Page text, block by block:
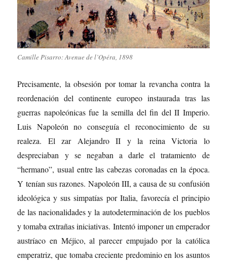
Camille Pisarro: Avenue de l’Opéra, 1898
Precisamente, la obsesión por tomar la revancha contra la
reordenación del continente europeo instaurada tras las
guerras napoleónicas fue la semilla del fin del II Imperio.
Luis Napoleón no conseguía el reconocimiento de su
realeza. El zar Alejandro II y la reina Victoria lo
despreciaban y se negaban a darle el tratamiento de
“hermano”, usual entre las cabezas coronadas en la época.
Y tenían sus razones. Napoleón III, a causa de su confusión
ideológica y sus simpatías por Italia, favorecía el principio
de las nacionalidades y la autodeterminación de los pueblos
y tomaba extrañas iniciativas. Intentó imponer un emperador
austríaco en Méjico, al parecer empujado por la católica
emperatriz, que tomaba creciente predominio en los asuntos